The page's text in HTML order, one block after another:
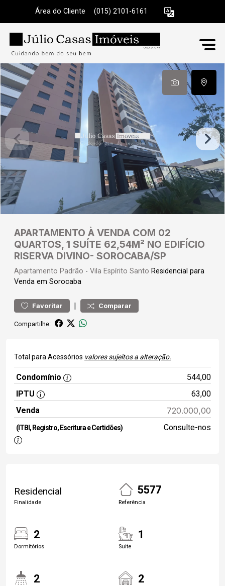
Área do Cliente (015) 2101-6161
APARTAMENTO À VENDA COM 02
QUARTOS, 1 SUÍTE 62,54M² NO EDIFÍCIO
RISERVA DIVINO- SOROCABA/SP
Apartamento Padrão - Vila Espírito Santo Residencial para
Venda em Sorocaba
Favoritar | Comparar
Compartilhe:
Total para Acessórios valores sujeitos a alteração.
Condomínio
544,00
IPTU
63,00
Venda
720.000,00
(ITBI, Registro, Escritura e Certidões) Consulte-nos
Residencial
Finalidade
5577
Referência
2
Dormitórios
1
Suite
2 2